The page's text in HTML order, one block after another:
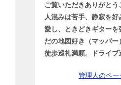
ご覧いただきありがとう
人混みは苦手、静寂を
愛し、ときどきギターを
だの地図好き（マッパー
徒歩巡礼満願。ドライブ
管理人のペー